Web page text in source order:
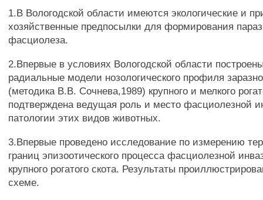
1.В Вологодской области имеются экологические и
хозяйственные предпосылки для формирования
фасциолеза.
2.Впервые в условиях Вологодской области
радиальные модели нозологического профиля
(методика В.В. Сочнева,1989) крупного и мелкого
подтверждена ведущая роль и место фасциолезной
патологии этих видов животных.
3.Впервые проведено исследование по измерению
границ эпизоотического процесса фасциолезной
крупного рогатого скота. Результаты
схеме.